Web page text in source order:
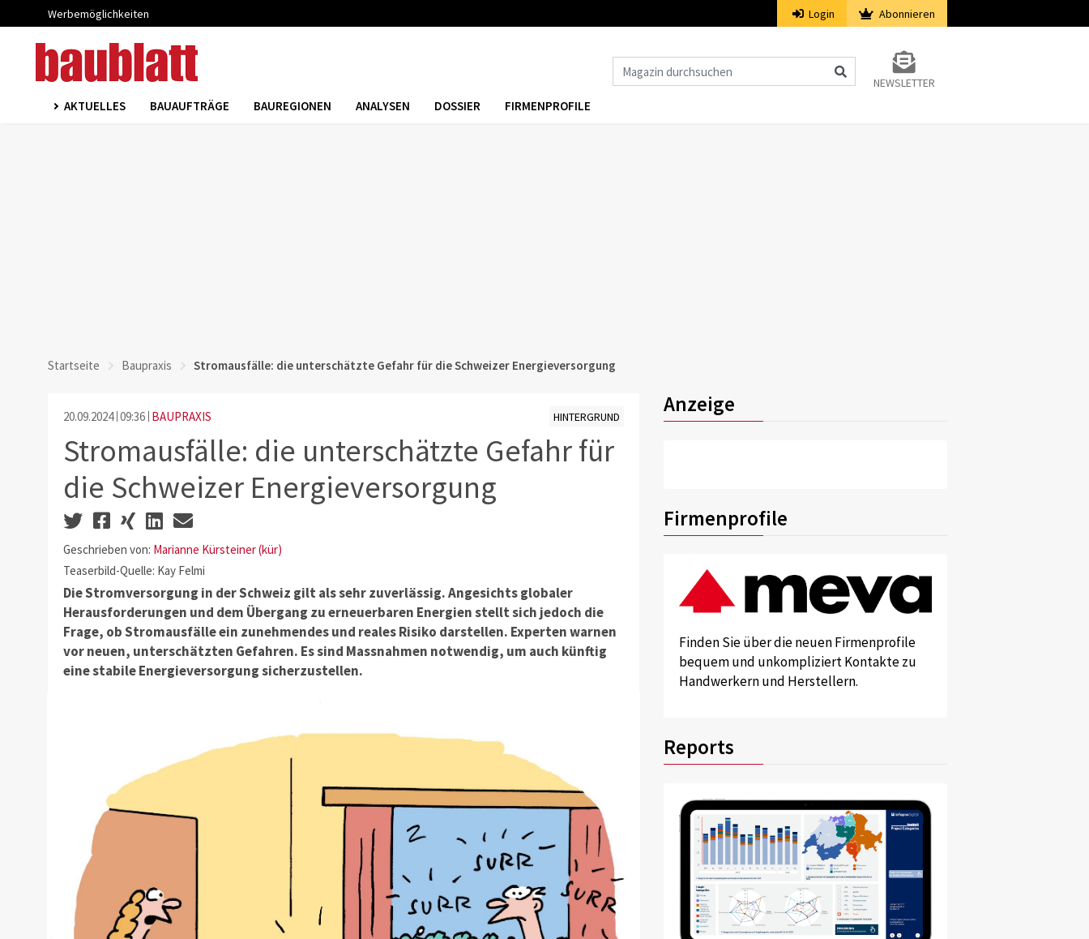
Werbemöglichkeiten Login Abonnieren
NEWSLETTER
AKTUELLES BAUAUFTRÄGE BAUREGIONEN ANALYSEN DOSSIER FIRMENPROFILE
Startseite Baupraxis Stromausfälle: die unterschätzte Gefahr für die Schweizer Energieversorgung
20.09.2024 09:36 BAUPRAXIS HINTERGRUND
Stromausfälle: die unterschätzte Gefahr für
die Schweizer Energieversorgung
Geschrieben von: Marianne Kürsteiner (kür)
Teaserbild-Quelle: Kay Felmi
Die Stromversorgung in der Schweiz gilt als sehr zuverlässig. Angesichts globaler
Herausforderungen und dem Übergang zu erneuerbaren Energien stellt sich jedoch die
Frage, ob Stromausfälle ein zunehmendes und reales Risiko darstellen. Experten warnen
vor neuen, unterschätzten Gefahren. Es sind Massnahmen notwendig, um auch künftig
eine stabile Energieversorgung sicherzustellen.
Anzeige
Firmenprofile
Finden Sie über die neuen Firmenprofile
bequem und unkompliziert Kontakte zu
Handwerkern und Herstellern.
Reports